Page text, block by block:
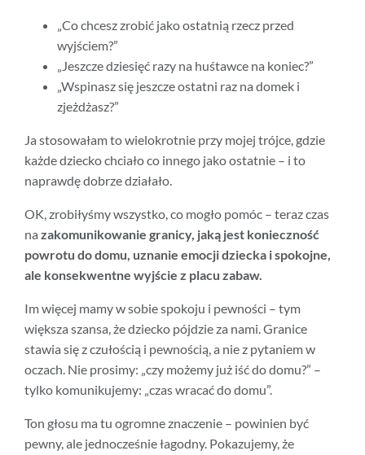
„Co chcesz zrobić jako ostatnią rzecz przed
wyjściem?”
„Jeszcze dziesięć razy na huśtawce na koniec?”
„Wspinasz się jeszcze ostatni raz na domek i
zjeżdżasz?”
Ja stosowałam to wielokrotnie przy mojej trójce, gdzie
każde dziecko chciało co innego jako ostatnie – i to
naprawdę dobrze działało.
OK, zrobiłyśmy wszystko, co mogło pomóc – teraz czas
na zakomunikowanie granicy, jaką jest konieczność
powrotu do domu, uznanie emocji dziecka i spokojne,
ale konsekwentne wyjście z placu zabaw.
Im więcej mamy w sobie spokoju i pewności – tym
większa szansa, że dziecko pójdzie za nami. Granice
stawia się z czułością i pewnością, a nie z pytaniem w
oczach. Nie prosimy: „czy możemy już iść do domu?” –
tylko komunikujemy: „czas wracać do domu”.
Ton głosu ma tu ogromne znaczenie – powinien być
pewny, ale jednocześnie łagodny. Pokazujemy, że